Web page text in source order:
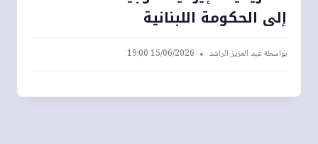
إلى الحكومة اللبنانية
بواسطةعبد العزيز الراشد 15/06/2026 19:00